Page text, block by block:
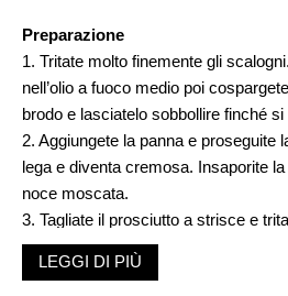
Preparazione
1. Tritate molto finemente gli
nell’olio a fuoco medio poi
brodo e lasciatelo sobbollire finché
2. Aggiungete la panna e proseguite
lega e diventa cremosa. Insaporite
noce moscata.
3. Tagliate il prosciutto a strisce e
rucola.
4. Cuocete per circa 8 minuti le
LEGGI DI PIÙ